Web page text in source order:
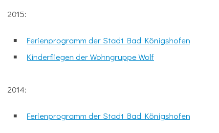
2015:
Ferienprogramm der Stadt Bad Königshofen
Kinderfliegen der Wohngruppe Wolf
2014:
Ferienprogramm der Stadt Bad Königshofen